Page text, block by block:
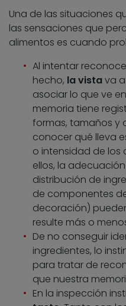
Una de las situaciones
las sensaciones que
alimentos es cuando
Al intentar
hecho, la vistava
asociar lo que ve
memoria tiene
formas, tamaños y
conocer qué lleva
o intensidad de los
ellos, la
distribución de
de componentes
decoración)
resulte más o
De no conseguir
ingredientes, lo
para tratar de
que nuestra
En la inspección